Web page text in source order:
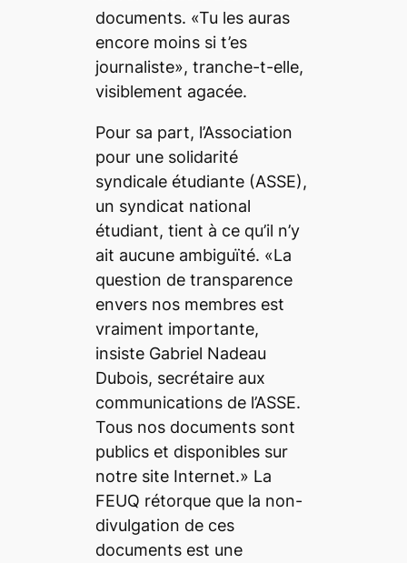
documents. «Tu les auras
encore moins si t’es
journaliste», tranche-t-elle,
visiblement agacée.
Pour sa part, l’Association
pour une solidarité
syndicale étudiante (ASSE),
un syndicat national
étudiant, tient à ce qu’il n’y
ait aucune ambiguïté. «La
question de transparence
envers nos membres est
vraiment importante,
insiste Gabriel Nadeau
Dubois, secrétaire aux
communications de l’ASSE.
Tous nos documents sont
publics et disponibles sur
notre site Internet.» La
FEUQ rétorque que la non-
divulgation de ces
documents est une